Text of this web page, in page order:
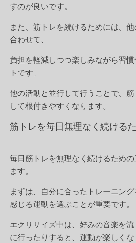
すのが良いです。
また、筋トレを続けるためには、
合わせて、
負担を軽減しつつ楽しみながら習
トです。
他の活動と並行して行うことで、
して根付きやすくなります。
筋トレを毎日無理なく続ける
毎日筋トレを無理なく続けるため
ます。
まずは、自分に合ったトレーニン
感じる運動を選ぶことが重要です。
エクササイズ中は、好みの音楽を
に行ったりすると、運動が楽しくな